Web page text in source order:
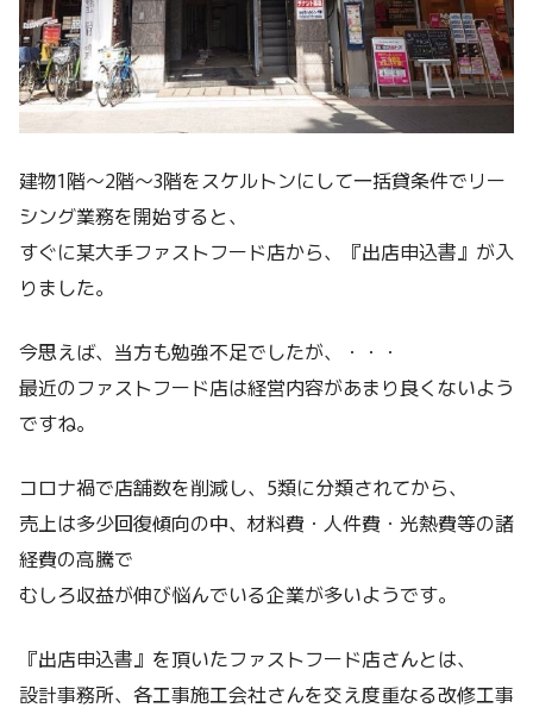
建物1階～2階～3階をスケルトンにして一括貸条件でリー
シング業務を開始すると、
すぐに某大手ファストフード店から、『出店申込書』が入
りました。
今思えば、当方も勉強不足でしたが、・・・
最近のファストフード店は経営内容があまり良くないよう
ですね。
コロナ禍で店舗数を削減し、5類に分類されてから、
売上は多少回復傾向の中、材料費・人件費・光熱費等の諸
経費の高騰で
むしろ収益が伸び悩んでいる企業が多いようです。
『出店申込書』を頂いたファストフード店さんとは、
設計事務所、各工事施工会社さんを交え度重なる改修工事